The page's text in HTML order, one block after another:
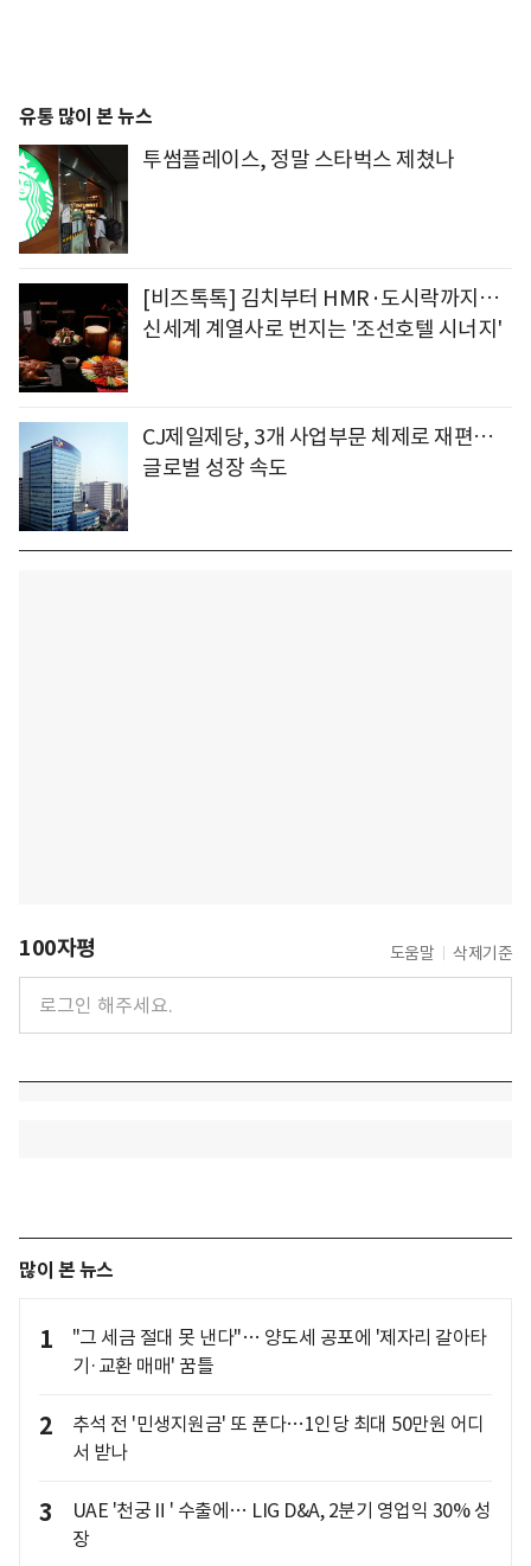
유통 많이 본 뉴스
투썸플레이스, 정말 스타벅스 제쳤나
[비즈톡톡] 김치부터 HMR·도시락까지…
신세계 계열사로 번지는 '조선호텔 시너지'
CJ제일제당, 3개 사업부문 체제로 재편…
글로벌 성장 속도
100자평 도움말 삭제기준
많이 본 뉴스
1
"그 세금 절대 못 낸다"… 양도세 공포에 '제자리 갈아타
기·교환 매매' 꿈틀
2
추석 전 '민생지원금' 또 푼다…1인당 최대 50만원 어디
서 받나
3
UAE '천궁Ⅱ' 수출에… LIG D&A, 2분기 영업익 30% 성
장